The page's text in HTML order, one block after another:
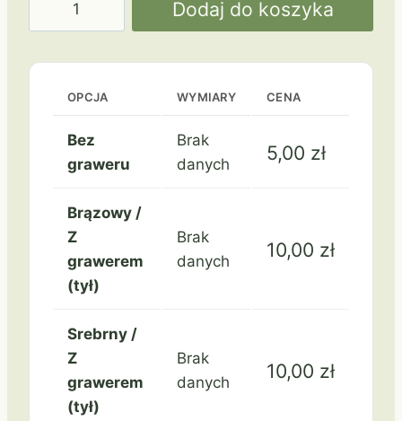
MMC2350
Dodaj do koszyka
OPCJA WYMIARY CENA
Bez
graweru
Brak
danych
5,00 zł
Brązowy /
Z
grawerem
(tył)
Brak
danych
10,00 zł
Srebrny /
Z
grawerem
(tył)
Brak
danych
10,00 zł